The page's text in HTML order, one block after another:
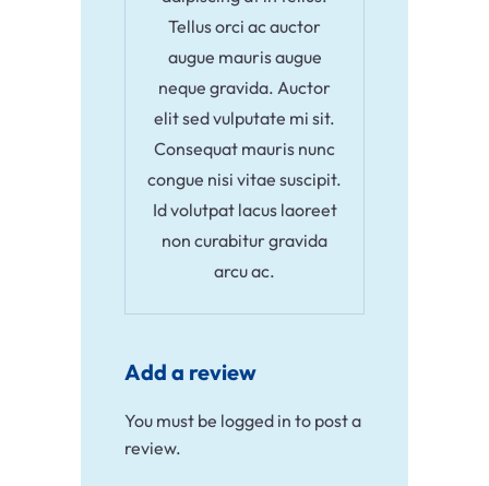
Tellus orci ac auctor
augue mauris augue
neque gravida. Auctor
elit sed vulputate mi sit.
Consequat mauris nunc
congue nisi vitae suscipit.
Id volutpat lacus laoreet
non curabitur gravida
arcu ac.
Add a review
You must be logged in to post a
review.